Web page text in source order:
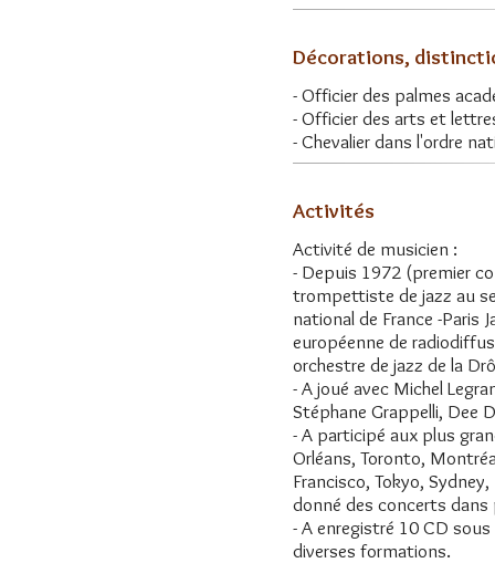
Décorations,
- Officier des palmes
- Officier des arts et
- Chevalier dans l'ordre
Activités
Activité de musicien :
- Depuis 1972 (premier
trompettiste de jazz au
national de France -Paris
européenne de
orchestre de jazz de la
- A joué avec Michel
Stéphane Grappelli, Dee
- A participé aux plus
Orléans, Toronto,
Francisco, Tokyo,
donné des concerts
- A enregistré 10 CD
diverses formations.